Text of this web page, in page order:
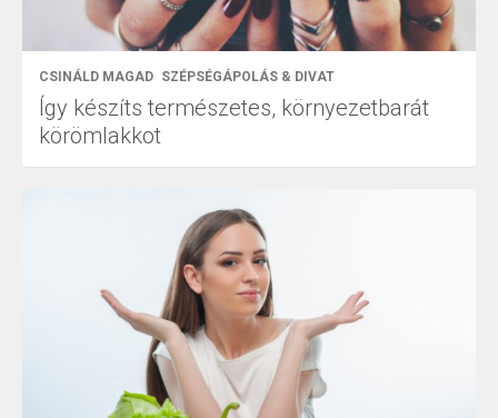
CSINÁLD MAGAD SZÉPSÉGÁPOLÁS & DIVAT
Így készíts természetes, környezetbarát
körömlakkot